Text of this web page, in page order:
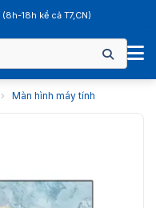
(8h-18h kể cả T7,CN)
› Màn hình máy tính